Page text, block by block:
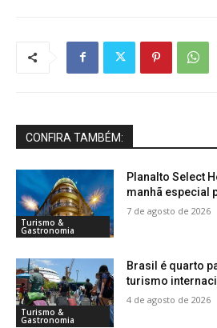
CONFIRA TAMBÉM:
Turismo &
Gastronomia
Planalto Select
manhã especial
7 de agosto de 2026
Turismo &
Gastronomia
Brasil é quarto
turismo
4 de agosto de 2026